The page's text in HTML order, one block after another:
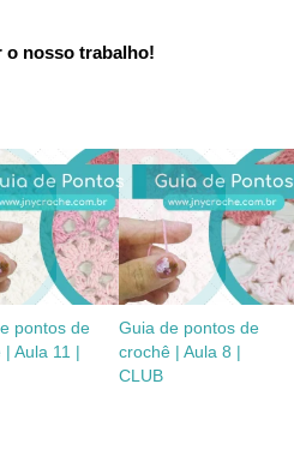
o nosso trabalho!
pontos de
| Aula 11 |
Guia de pontos de
crochê | Aula 8 |
CLUB